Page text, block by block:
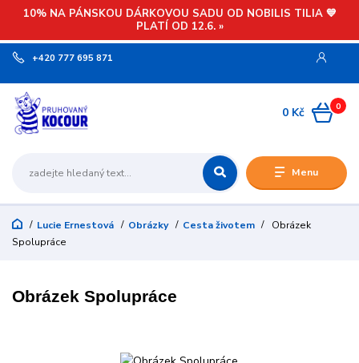
10% NA PÁNSKOU DÁRKOVOU SADU OD NOBILIS TILIA 💙
PLATÍ OD 12.6. »
Menu
+420 777 695 871
0
0 Kč
Lucie Ernestová Obrázky Cesta životem
Obrázek
Spolupráce
Obrázek Spolupráce